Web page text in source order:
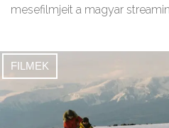
mesefilmjeit a magyar
FILMEK